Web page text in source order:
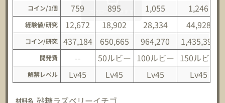
コイン/1個 759 895 1,055 1,246
経験値/研究 12,672 18,902 28,334 44,928
コイン/研究 437,184 650,665 964,270 1,435,392
開発費 -- 50ルビー 100ルビー 150ルビー
解禁レベル Lv45 Lv45 Lv45 Lv45
材料名 砂糖ラズベリーイチゴ